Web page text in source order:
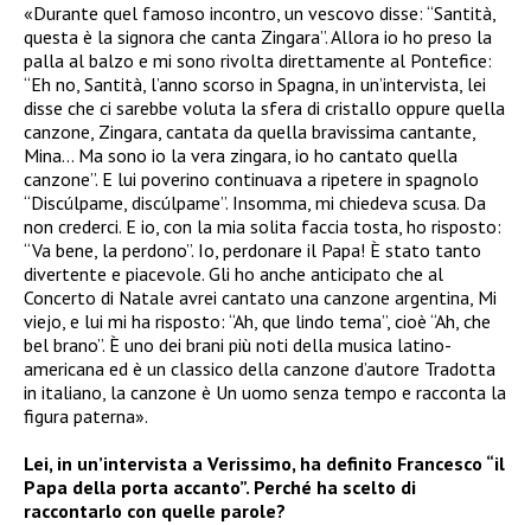
«Durante quel famoso incontro, un vescovo disse: “Santità,
questa è la signora che canta Zingara”. Allora io ho preso la
palla al balzo e mi sono rivolta direttamente al Pontefice:
“Eh no, Santità, l’anno scorso in Spagna, in un’intervista, lei
disse che ci sarebbe voluta la sfera di cristallo oppure quella
canzone, Zingara, cantata da quella bravissima cantante,
Mina… Ma sono io la vera zingara, io ho cantato quella
canzone”. E lui poverino continuava a ripetere in spagnolo
“Discúlpame, discúlpame”. Insomma, mi chiedeva scusa. Da
non crederci. E io, con la mia solita faccia tosta, ho risposto:
“Va bene, la perdono”. Io, perdonare il Papa! È stato tanto
divertente e piacevole. Gli ho anche anticipato che al
Concerto di Natale avrei cantato una canzone argentina, Mi
viejo, e lui mi ha risposto: “Ah, que lindo tema”, cioè “Ah, che
bel brano”. È uno dei brani più noti della musica latino-
americana ed è un classico della canzone d’autore Tradotta
in italiano, la canzone è Un uomo senza tempo e racconta la
figura paterna».
Lei, in un’intervista a Verissimo, ha definito Francesco “il
Papa della porta accanto”. Perché ha scelto di
raccontarlo con quelle parole?